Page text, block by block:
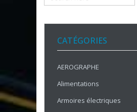
CATÉGORIES
AEROGRAPHE
Alimentations
Armoires électriques